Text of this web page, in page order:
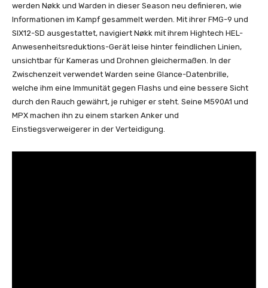
werden Nøkk und Warden in dieser Season neu definieren, wie
Informationen im Kampf gesammelt werden. Mit ihrer FMG-9 und
SIX12-SD ausgestattet, navigiert Nøkk mit ihrem Hightech HEL-
Anwesenheitsreduktions-Gerät leise hinter feindlichen Linien,
unsichtbar für Kameras und Drohnen gleichermaßen. In der
Zwischenzeit verwendet Warden seine Glance-Datenbrille,
welche ihm eine Immunität gegen Flashs und eine bessere Sicht
durch den Rauch gewährt, je ruhiger er steht. Seine M590A1 und
MPX machen ihn zu einem starken Anker und
Einstiegsverweigerer in der Verteidigung.